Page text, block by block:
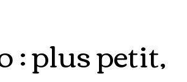
: plus petit,